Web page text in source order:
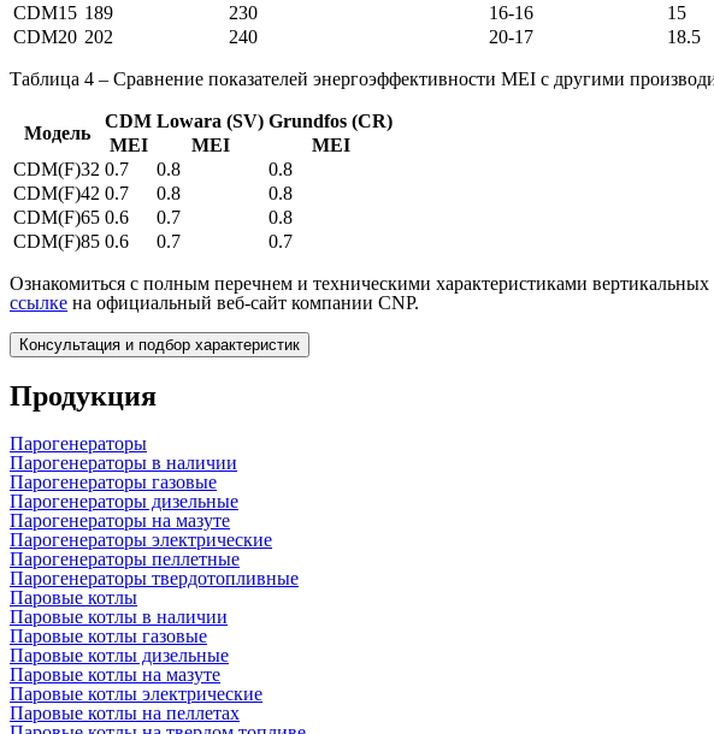
CDM15 189 230 16-16 15
CDM20 202 240 20-17 18.5
Таблица 4 – Сравнение показателей энергоэффективности MEI с другими
Модель
CDM Lowara (SV) Grundfos (CR)
MEI
MEI
MEI
CDM(F)32 0.7 0.8
0.8
CDM(F)42 0.7 0.8
0.8
CDM(F)65 0.6 0.7
0.8
CDM(F)85 0.6 0.7 0.7
Ознакомиться с полным перечнем и техническими характеристиками
ссылке на официальный веб-сайт компании CNP.
Консультация и подбор характеристик
Продукция
Парогенераторы
Парогенераторы в наличии
Парогенераторы газовые
Парогенераторы дизельные
Парогенераторы на мазуте
Парогенераторы электрические
Парогенераторы пеллетные
Парогенераторы твердотопливные
Паровые котлы
Паровые котлы в наличии
Паровые котлы газовые
Паровые котлы дизельные
Паровые котлы на мазуте
Паровые котлы электрические
Паровые котлы на пеллетах